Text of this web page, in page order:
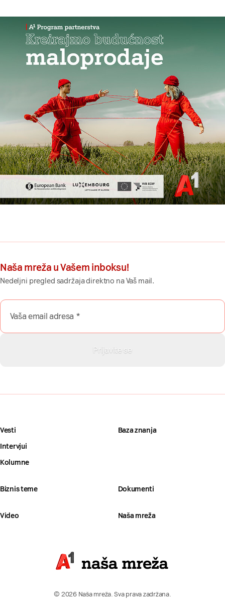
Naša mreža u Vašem inboksu!
Nedeljni pregled sadržaja direktno na Vaš mail.
Vesti
Intervjui
Kolumne
Baza znanja
Biznis teme Dokumenti
Video Naša mreža
© 2026 Naša mreža. Sva prava zadržana.